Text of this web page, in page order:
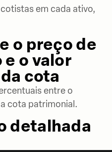
em cada ativo,
o preço de
o valor
cota
entre o
cota patrimonial.
detalhada